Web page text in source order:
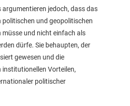
argumentieren jedoch, dass das
politischen und geopolitischen
und nicht einfach als
dürfe. Sie behaupten, der
gewesen und die
institutionellen Vorteilen,
politischer